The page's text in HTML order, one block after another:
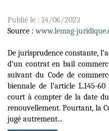
Publié le : 14/06/2023
Source :www.lemag-
De jurisprudence constante,
d’un contrat en bail
suivant du Code de
biennale de l’article L.145-
court à compter de la date
renouvellement. Pourtant, la
jugé autrement...